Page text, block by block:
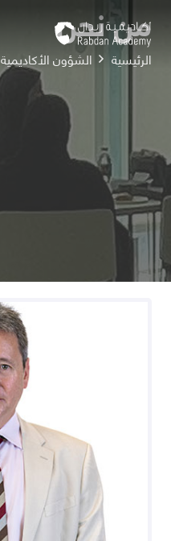
من نحن
الرئيسية الشؤون الأكاديمية